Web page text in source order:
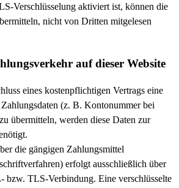
Verschlüsselung aktiviert ist, können die
nicht von Dritten mitgelesen
auf dieser Website
eines kostenpflichtigen Vertrags eine
(z. B. Kontonummer bei
übermitteln, werden diese Daten zur
die gängigen Zahlungsmittel
erfolgt ausschließlich über
bzw. TLS-Verbindung. Eine verschlüsselte